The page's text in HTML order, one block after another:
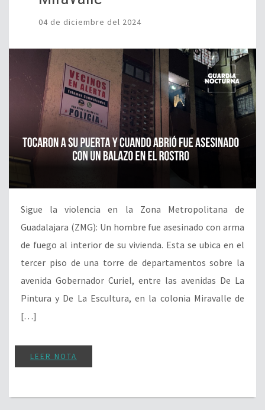
04 de diciembre del 2024
Sigue la violencia en la Zona Metropolitana de
Guadalajara (ZMG): Un hombre fue asesinado con arma
de fuego al interior de su vivienda. Esta se ubica en el
tercer piso de una torre de departamentos sobre la
avenida Gobernador Curiel, entre las avenidas De La
Pintura y De La Escultura, en la colonia Miravalle de
[…]
LEER NOTA